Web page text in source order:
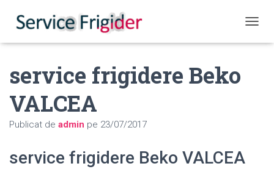
service frigidere Beko
VALCEA
Publicat de admin pe 23/07/2017
service frigidere Beko VALCEA